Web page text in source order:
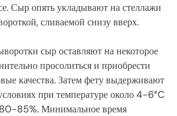
Сыр опять укладывают на стеллажи
сливаемой снизу вверх.
сыр оставляют на некоторое
просолиться и приобрести
качества. Затем фету выдерживают
при температуре около 4-6°C
85%. Минимальное время